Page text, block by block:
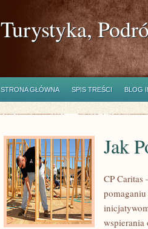
Turystyka,
STRONA GŁÓWNA SPIS TREŚCI BLOG
Jak
CP
wspierania